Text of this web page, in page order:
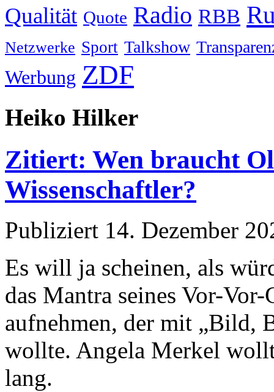
Qualität Quote Radio RBB
Netzwerke Sport Talkshow
Werbung ZDF
Heiko Hilker
Zitiert: Wen braucht
Wissenschaftler?
Publiziert 14. Dezember
Es will ja scheinen, als
das Mantra seines Vor-
aufnehmen, der mit „Bild,
wollte. Angela Merkel
lang.